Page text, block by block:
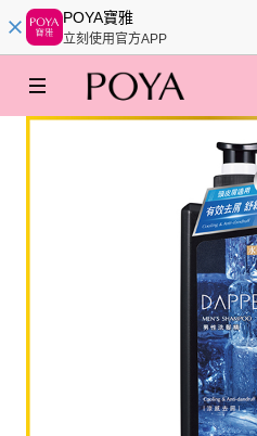
POYA寶雅
立刻使用官方APP